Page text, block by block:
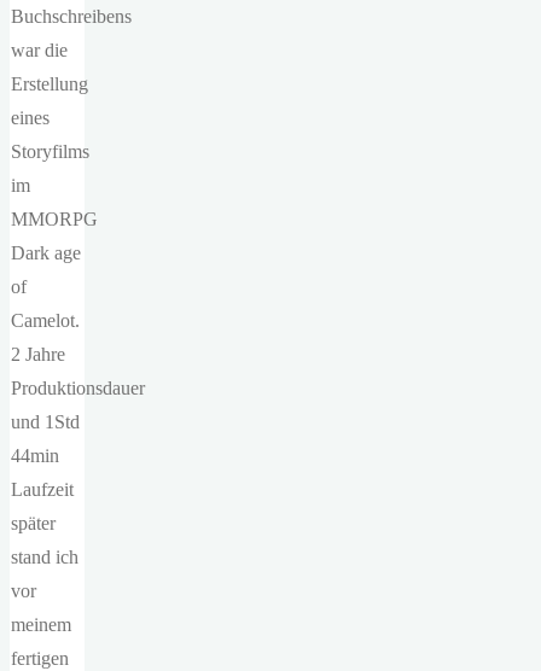
Buchschreibens
war die
Erstellung
eines
Storyfilms
im
MMORPG
Dark age
of
Camelot.
2 Jahre
Produktionsdauer
und 1Std
44min
Laufzeit
später
stand ich
vor
meinem
fertigen